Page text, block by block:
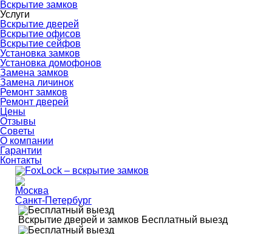
Вскрытие замков
Услуги
Вскрытие дверей
Вскрытие офисов
Вскрытие сейфов
Установка замков
Установка домофонов
Замена замков
Замена личинок
Ремонт замков
Ремонт дверей
Цены
Отзывы
Советы
О компании
Гарантии
Контакты
Москва
Санкт-Петербург
Вскрытие дверей и замков Бесплатный выезд